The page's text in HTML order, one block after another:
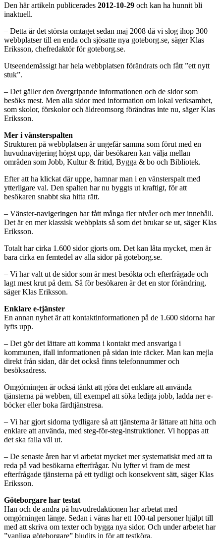
Den här artikeln publicerades 2012-10-29 och kan ha hunnit bli
inaktuell.
– Detta är det största omtaget sedan maj 2008 då vi slog ihop 300
webbplatser till en enda och sjösatte nya goteborg.se, säger Klas
Eriksson, chefredaktör för goteborg.se.
Utseendemässigt har hela webbplatsen förändrats och fått ”ett nytt
stuk”.
– Det gäller den övergripande informationen och de sidor som
besöks mest. Men alla sidor med information om lokal verksamhet,
som skolor, förskolor och äldreomsorg förändras inte nu, säger Klas
Eriksson.
Mer i vänsterspalten
Strukturen på webbplatsen är ungefär samma som förut med en
huvudnavigering högst upp, där besökaren kan välja mellan
områden som Jobb, Kultur & fritid, Bygga & bo och Bibliotek.
Efter att ha klickat där uppe, hamnar man i en vänsterspalt med
ytterligare val. Den spalten har nu byggts ut kraftigt, för att
besökaren snabbt ska hitta rätt.
– Vänster-navigeringen har fått många fler nivåer och mer innehåll.
Det är en mer klassisk webbplats så som det brukar se ut, säger Klas
Eriksson.
Totalt har cirka 1.600 sidor gjorts om. Det kan låta mycket, men är
bara cirka en femtedel av alla sidor på goteborg.se.
– Vi har valt ut de sidor som är mest besökta och efterfrågade och
lagt mest krut på dem. Så för besökaren är det en stor förändring,
säger Klas Eriksson.
Enklare e-tjänster
En annan nyhet är att kontaktinformationen på de 1.600 sidorna har
lyfts upp.
– Det gör det lättare att komma i kontakt med ansvariga i
kommunen, ifall informationen på sidan inte räcker. Man kan mejla
direkt från sidan, där det också finns telefonnummer och
besöksadress.
Omgörningen är också tänkt att göra det enklare att använda
tjänsterna på webben, till exempel att söka lediga jobb, ladda ner e-
böcker eller boka färdtjänstresa.
– Vi har gjort sidorna tydligare så att tjänsterna är lättare att hitta och
enklare att använda, med steg-för-steg-instruktioner. Vi hoppas att
det ska falla väl ut.
– De senaste åren har vi arbetat mycket mer systematiskt med att ta
reda på vad besökarna efterfrågar. Nu lyfter vi fram de mest
efterfrågade tjänsterna på ett tydligt och konsekvent sätt, säger Klas
Eriksson.
Göteborgare har testat
Han och de andra på huvudredaktionen har arbetat med
omgörningen länge. Sedan i våras har ett 100-tal personer hjälpt till
med att skriva om texter och bygga nya sidor. Och under arbetet har
”vanliga göteborgare” bjudits in för att testköra.